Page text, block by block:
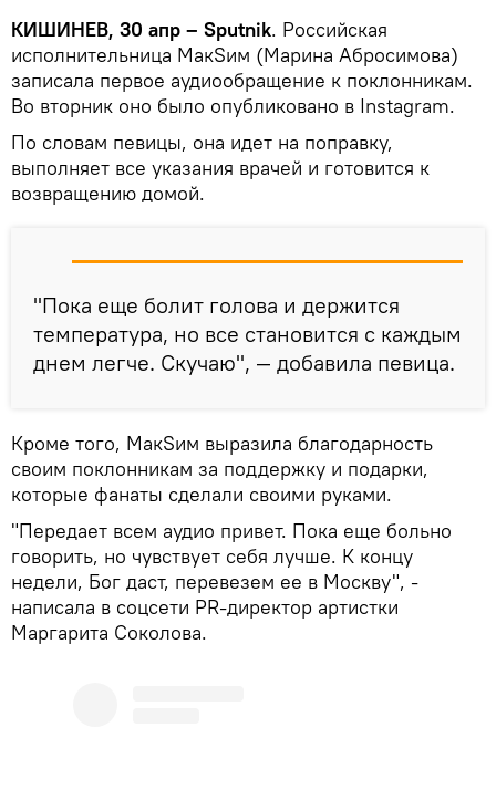
КИШИНЕВ, 30 апр – Sputnik. Российская
исполнительница МакSим (Марина Абросимова)
записала первое аудиообращение к поклонникам.
Во вторник оно было опубликовано в Instagram.
По словам певицы, она идет на поправку,
выполняет все указания врачей и готовится к
возвращению домой.
"Пока еще болит голова и держится
температура, но все становится с каждым
днем легче. Скучаю", — добавила певица.
Кроме того, МакSим выразила благодарность
своим поклонникам за поддержку и подарки,
которые фанаты сделали своими руками.
"Передает всем аудио привет. Пока еще больно
говорить, но чувствует себя лучше. К концу
недели, Бог даст, перевезем ее в Москву", -
написала в соцсети PR-директор артистки
Маргарита Соколова.